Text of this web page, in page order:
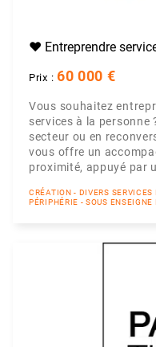
❤️ Entreprendre
Prix : 60 000 €
Vous souhaitez
services à la personne
secteur ou en
vous offre un
proximité, appuyé par
CRÉATION - DIVERS
PÉRIPHÉRIE - SOUS